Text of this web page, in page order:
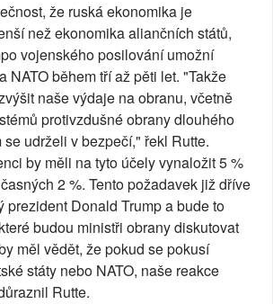
že ruská ekonomika je
než ekonomika aliančních států,
vojenského posilování umožní
NATO během tří až pěti let. "Takže
naše výdaje na obranu, včetně
protivzdušné obrany dlouhého
udrželi v bezpečí," řekl Rutte.
by měli na tyto účely vynaložit 5 %
2 %. Tento požadavek již dříve
prezident Donald Trump a bude to
budou ministři obrany diskutovat
měl vědět, že pokud se pokusí
státy nebo NATO, naše reakce
Rutte.